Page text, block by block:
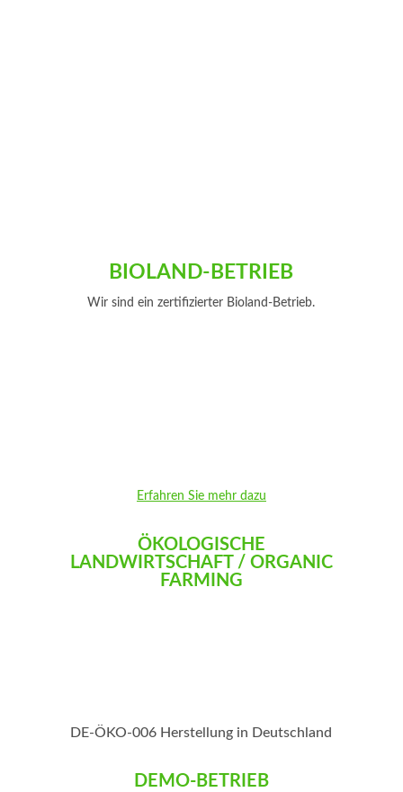
BIOLAND-BETRIEB
Wir sind ein zertifizierter Bioland-Betrieb.
Erfahren Sie mehr dazu
ÖKOLOGISCHE
LANDWIRTSCHAFT / ORGANIC
FARMING
DE-ÖKO-006 Herstellung in Deutschland
DEMO-BETRIEB